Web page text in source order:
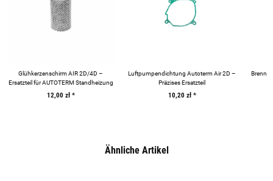
Glühkerzenschirm AIR 2D/4D –
Ersatzteil für AUTOTERM Standheizung
12,00 zł *
Luftpumpendichtung Autoterm Air 2D –
Präzises Ersatzteil
10,20 zł *
Ähnliche Artikel